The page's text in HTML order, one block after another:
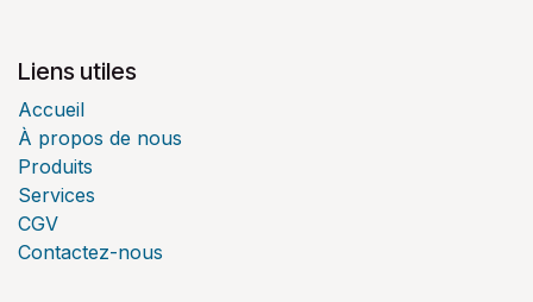
Liens utiles
Accueil
À propos de nous
Produits
Services
CGV
Contactez-nous